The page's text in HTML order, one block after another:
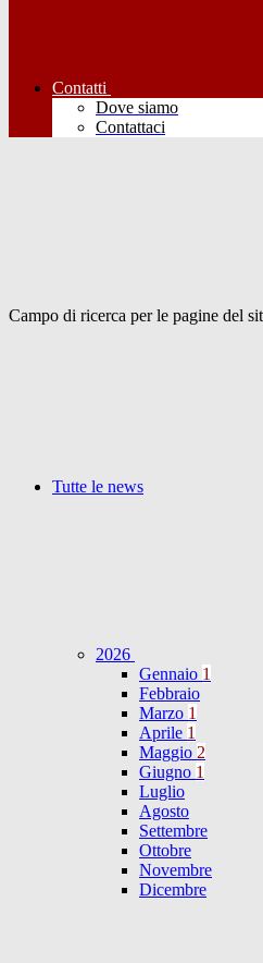
Contatti
Dove siamo
Contattaci
Campo di ricerca per le pagine del
Tutte le news
2026
Gennaio 1
Febbraio
Marzo 1
Aprile 1
Maggio 2
Giugno 1
Luglio
Agosto
Settembre
Ottobre
Novembre
Dicembre